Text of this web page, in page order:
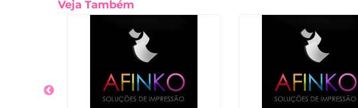
Veja Também